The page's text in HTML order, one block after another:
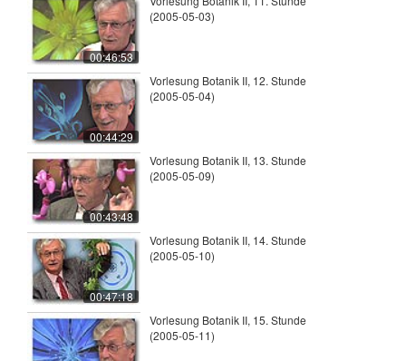
00:46:53
(2005-05-03)
00:44:29
Vorlesung Botanik II, 12. Stunde
(2005-05-04)
00:43:48
Vorlesung Botanik II, 13. Stunde
(2005-05-09)
00:47:18
Vorlesung Botanik II, 14. Stunde
(2005-05-10)
Vorlesung Botanik II, 15. Stunde
(2005-05-11)